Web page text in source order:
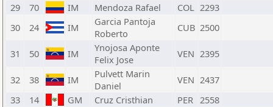
29
70 IM Mendoza Rafael COL 2293
30
24 IM
Garcia Pantoja
Roberto
CUB 2500
31 50 IM
Ynojosa Aponte
Felix Jose
VEN 2395
32 38 IM
Pulvett Marin
Daniel
VEN 2437
33
14 GM Cruz Cristhian PER 2558